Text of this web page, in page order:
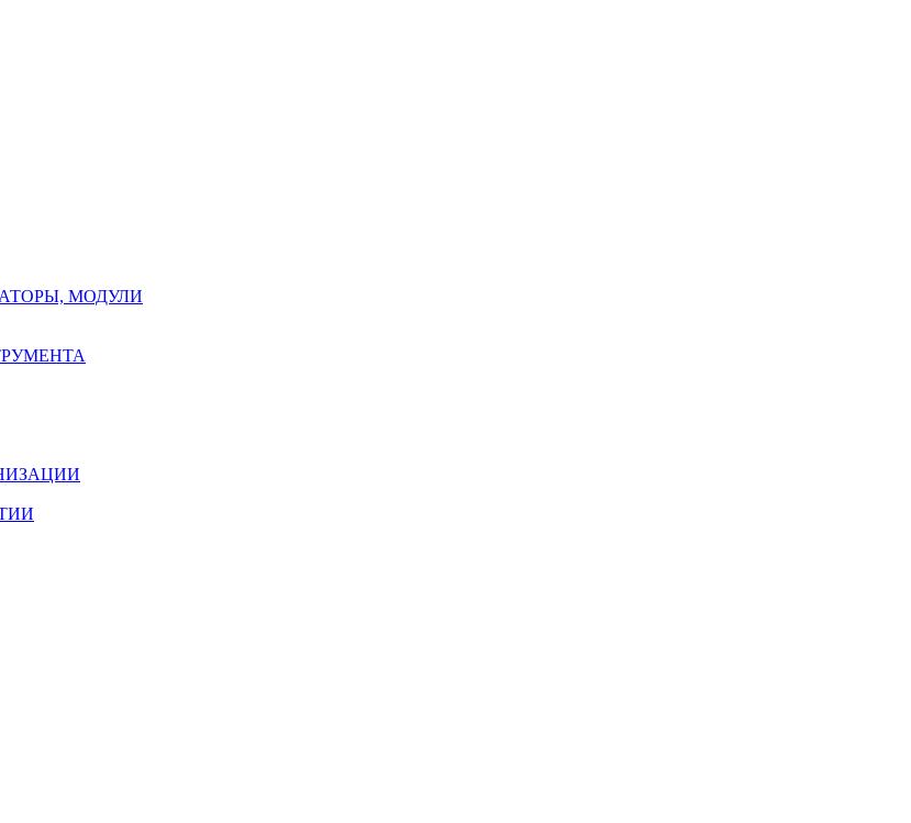
МОДУЛИ